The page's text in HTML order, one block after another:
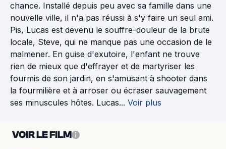
chance. Installé depuis peu avec sa famille dans une
nouvelle ville, il n'a pas réussi à s'y faire un seul ami.
Pis, Lucas est devenu le souffre-douleur de la brute
locale, Steve, qui ne manque pas une occasion de le
malmener. En guise d'exutoire, l'enfant ne trouve
rien de mieux que d'effrayer et de martyriser les
fourmis de son jardin, en s'amusant à shooter dans
la fourmilière et à arroser ou écraser sauvagement
ses minuscules hôtes. Lucas... Voir plus
VOIR LE FILM